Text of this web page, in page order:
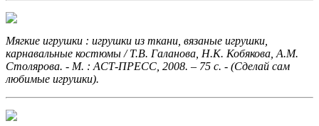
Мягкие игрушки : игрушки из ткани, вязаные игрушки,
карнавальные костюмы / Т.В. Галанова, Н.К. Кобякова, А.М.
Столярова. - М. : АСТ-ПРЕСС, 2008. – 75 с. - (Сделай сам
любимые игрушки).